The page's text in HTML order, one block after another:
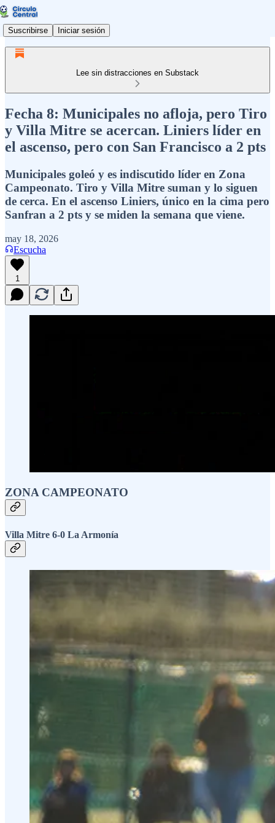
Suscribirse Iniciar sesión
Lee sin distracciones en Substack
Fecha 8: Municipales no afloja, pero Tiro
y Villa Mitre se acercan. Liniers líder en
el ascenso, pero con San Francisco a 2 pts
Municipales goleó y es indiscutido líder en Zona
Campeonato. Tiro y Villa Mitre suman y lo siguen
de cerca. En el ascenso Liniers, único en la cima pero
Sanfran a 2 pts y se miden la semana que viene.
may 18, 2026
Escucha
1
ZONA CAMPEONATO
Villa Mitre 6-0 La Armonía